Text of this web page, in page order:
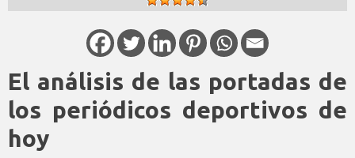
El análisis de las portadas de
los periódicos deportivos de
hoy